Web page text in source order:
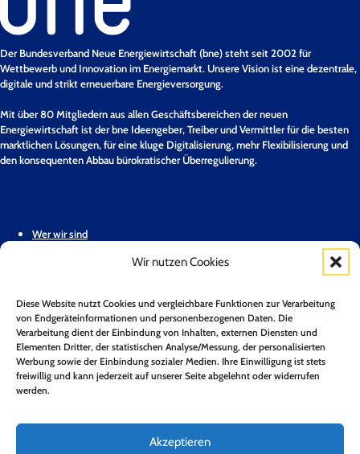
Wir nutzen Cookies
Diese Website nutzt Cookies und vergleichbare Funktionen zur Verarbeitung
von Endgeräteinformationen und personenbezogenen Daten. Die
Verarbeitung dient der Einbindung von Inhalten, externen Diensten und
Elementen Dritter, der statistischen Analyse/Messung, der personalisierten
Werbung sowie der Einbindung sozialer Medien. Ihre Einwilligung ist stets
freiwillig und kann jederzeit auf unserer Seite abgelehnt oder widerrufen
werden.
Akzeptieren
Der Bundesverband Neue Energiewirtschaft (bne) steht seit 2002 für
Wettbewerb und Innovation im Energiemarkt. Unsere Vision ist eine dezentrale,
digitale und strikt erneuerbare Energieversorgung.
Mit über 80 Mitgliedern aus allen Geschäftsbereichen der neuen
Energiewirtschaft ist der bne Ideengeber, Treiber und Vermittler für die besten
marktlichen Lösungen, für eine kluge Digitalisierung, mehr Flexibilisierung und
den konsequenten Abbau bürokratischer Überregulierung.
Wer wir sind
Stellungnahmen & Positionspapiere
Unsere Mitglieder
Geschäftsstelle
Pressemitteilungen
Mitglied werden
Kontakt